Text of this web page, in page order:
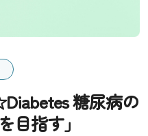
糖尿病の
目指す」